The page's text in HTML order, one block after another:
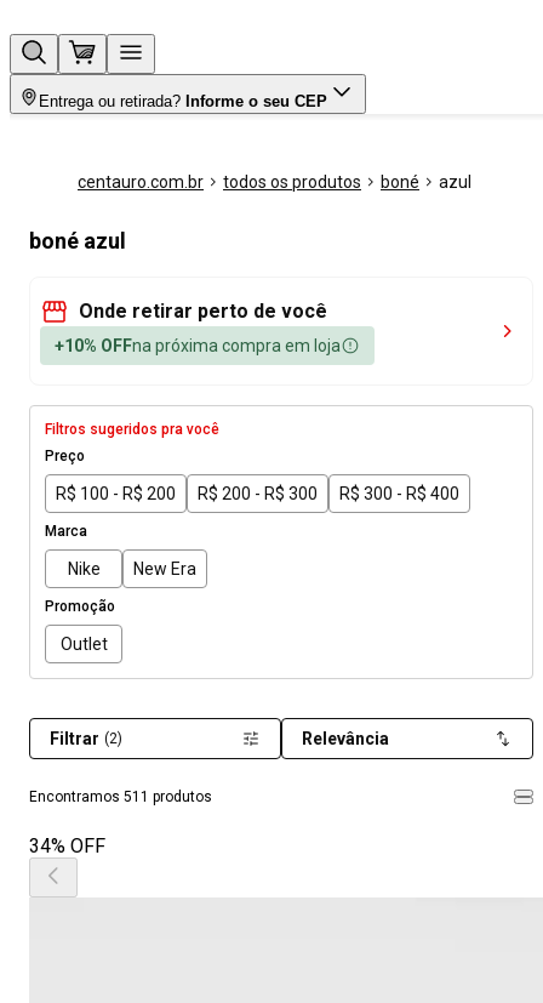
Entrega ou retirada? Informe o seu CEP
centauro.com.br todos os produtos boné azul
boné azul
Onde retirar perto de você
+10% OFFna próxima compra em loja
Filtros sugeridos pra você
Preço
R$ 100 - R$ 200 R$ 200 - R$ 300 R$ 300 - R$ 400
Marca
Nike New Era
Promoção
Outlet
Encontramos 511 produtos
Filtrar (2) Relevância
34% OFF